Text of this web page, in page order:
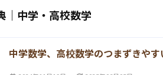
｜中学・高校数学
中学数学、高校数学のつまずきや